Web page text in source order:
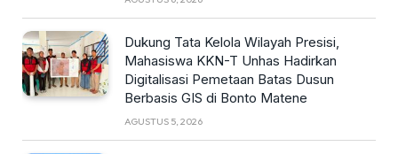
Dukung Tata Kelola Wilayah Presisi,
Mahasiswa KKN-T Unhas Hadirkan
Digitalisasi Pemetaan Batas Dusun
Berbasis GIS di Bonto Matene
AGUSTUS 5, 2026